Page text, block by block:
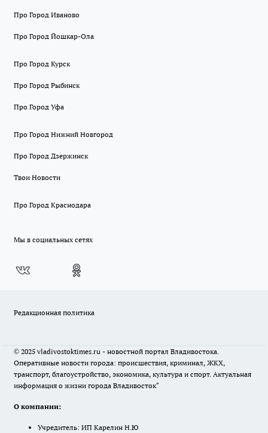
Про Город Иваново
Про Город Йошкар-Ола
Про Город Курск
Про Город Рыбинск
Про Город Уфа
Про Город Нижний Новгород
Про Город Дзержинск
Твои Новости
Про Город Краснодара
Мы в социальных сетях
Редакционная политика
© 2025 vladivostoktimes.ru - новостной портал Владивостока.
Оперативные новости города: происшествия, криминал, ЖКХ,
транспорт, благоустройство, экономика, культура и спорт. Актуальная
информация о жизни города Владивосток"
О компании:
Учредитель: ИП Карелин Н.Ю